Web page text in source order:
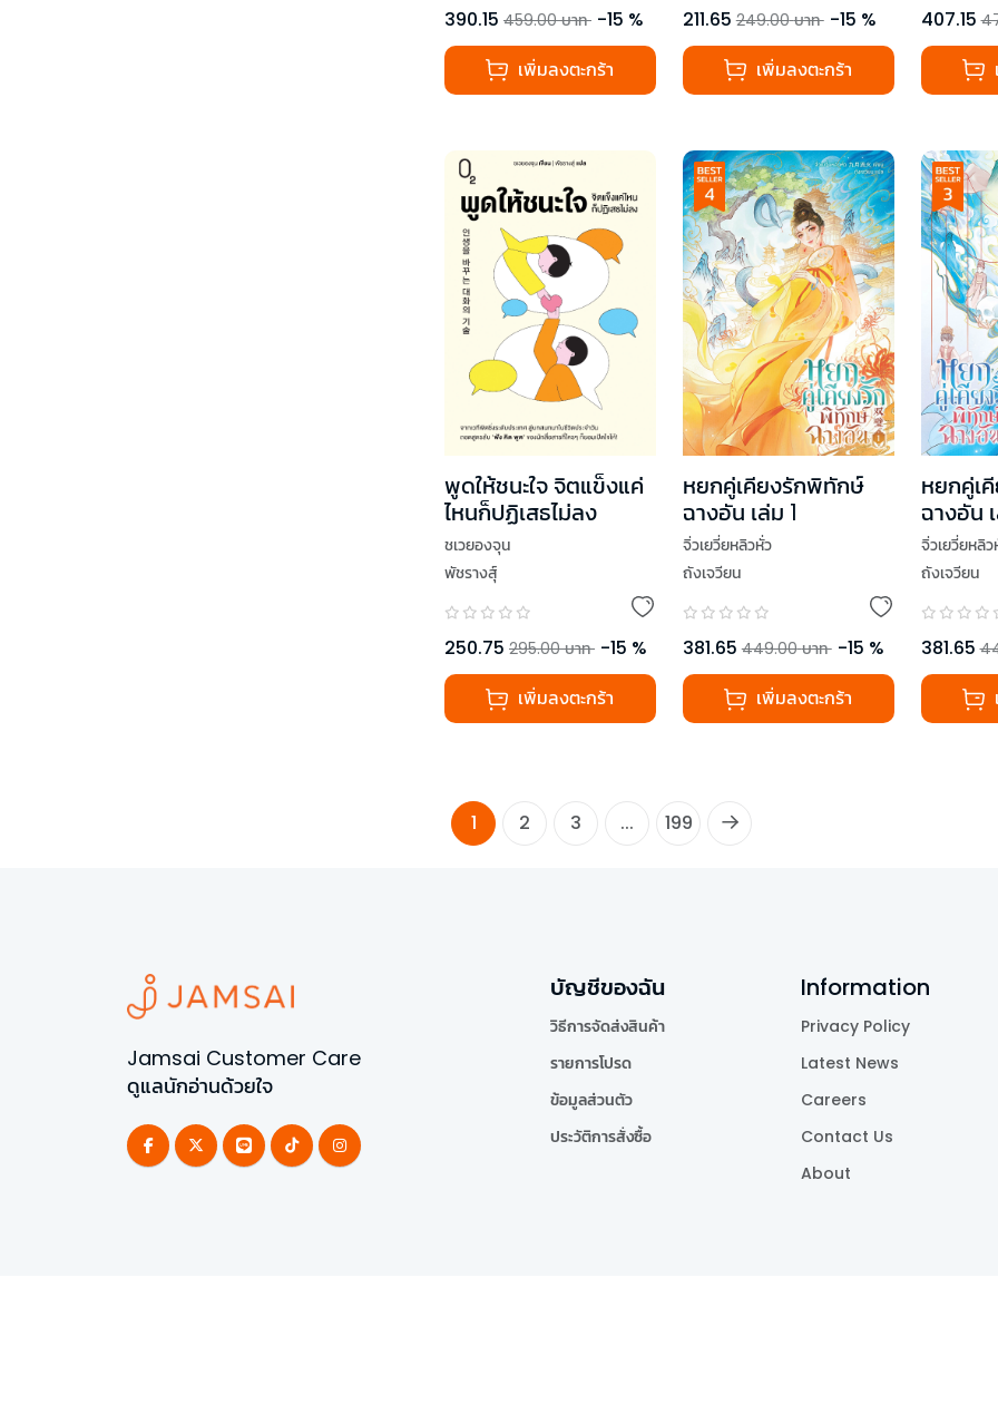
390.15 459.00 บาท -15 %
เพิ่มลงตะกร้า
211.65 249.00 บาท -15 %
เพิ่มลงตะกร้า
407.15
พูดให้ชนะใจ จิตแข็งแค่
ไหนก็ปฏิเสธไม่ลง
ชเวยองจุน
พัชรางสุ์
250.75 295.00 บาท -15 %
เพิ่มลงตะกร้า
หยกคู่เคียงรักพิทักษ์
ฉางอัน เล่ม 1
จิ่วเยวี่ยหลิวหั่ว
ถังเจวียน
381.65 449.00 บาท -15 %
เพิ่มลงตะกร้า
หยกคู่เ
ฉางอัน
จิ่วเยวี่ยหลิว
ถังเจวียน
381.65
1 2 3 ... 199
Jamsai Customer Care
ดูแลนักอ่านด้วยใจ
บัญชีของฉัน
วิธีการจัดส่งสินค้า
รายการโปรด
ข้อมูลส่วนตัว
ประวัติการสั่งซื้อ
Information
Privacy Policy
Latest News
Careers
Contact Us
About